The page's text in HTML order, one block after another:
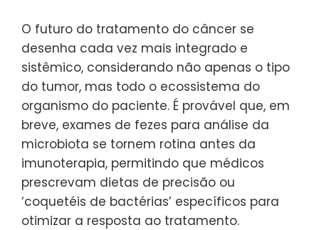
O futuro do tratamento do câncer se
desenha cada vez mais integrado e
sistêmico, considerando não apenas o tipo
do tumor, mas todo o ecossistema do
organismo do paciente. É provável que, em
breve, exames de fezes para análise da
microbiota se tornem rotina antes da
imunoterapia, permitindo que médicos
prescrevam dietas de precisão ou
‘coquetéis de bactérias’ específicos para
otimizar a resposta ao tratamento.